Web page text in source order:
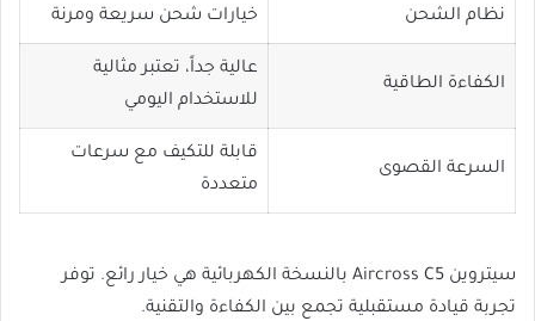
نظام الشحن خيارات شحن سريعة ومرنة
الكفاءة الطاقية
عالية جداً، تعتبر مثالية
للاستخدام اليومي
السرعة القصوى
قابلة للتكيف مع سرعات
متعددة
سيتروين Aircross C5 بالنسخة الكهربائية هي خيار رائع. توفر
تجربة قيادة مستقبلية تجمع بين الكفاءة والتقنية.